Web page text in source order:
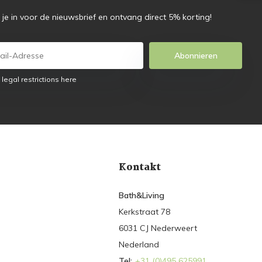
je in voor de nieuwsbrief en ontvang direct 5% korting!
Abonnieren
legal restrictions here
Kontakt
Bath&Living
Kerkstraat 78
6031 CJ Nederweert
Nederland